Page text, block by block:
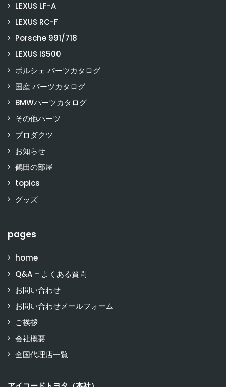
LEXUS LF-A
LEXUS RC-F
Porsche 991/718
LEXUS IS500
ポルシェ パーツカタログ
国産 パーツカタログ
BMWパーツカタログ
その他パーツ
プロダクツ
お知らせ
鶴田の部屋
topics
グッズ
pages
home
Q&A – よくある質問
お問い合わせ
お問い合わせメールフォーム
ご挨拶
会社概要
全国代理店一覧